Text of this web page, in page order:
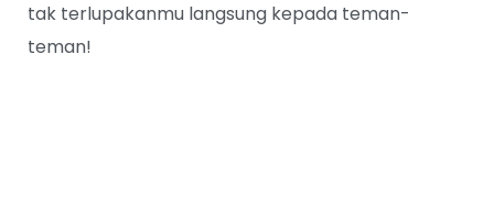
tak terlupakanmu langsung kepada teman-
teman!